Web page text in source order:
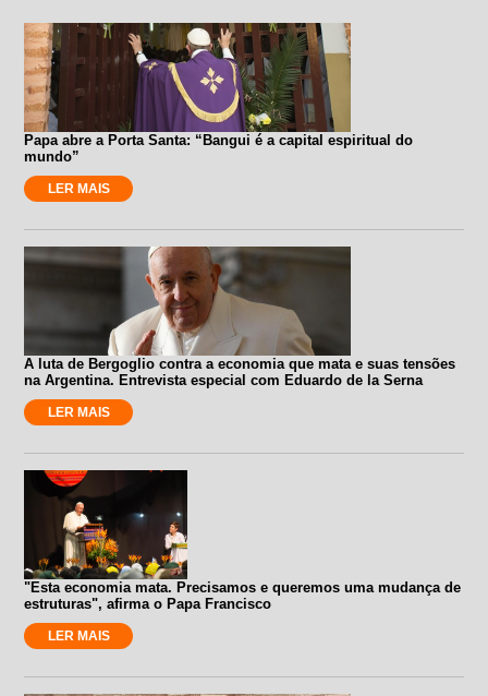
Papa abre a Porta Santa: “Bangui é a capital espiritual do
mundo”
LER MAIS
A luta de Bergoglio contra a economia que mata e suas tensões
na Argentina. Entrevista especial com Eduardo de la Serna
LER MAIS
"Esta economia mata. Precisamos e queremos uma mudança de
estruturas", afirma o Papa Francisco
LER MAIS